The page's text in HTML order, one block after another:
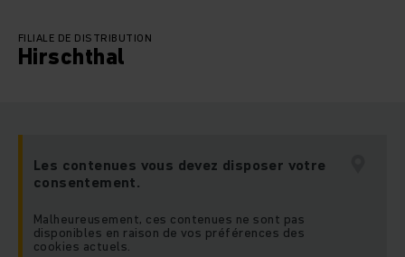
FILIALE DE DISTRIBUTION
Hirschthal
Les contenues vous devez disposer votre
consentement.
Malheureusement, ces contenues ne sont pas
disponibles en raison de vos préférences des
cookies actuels.